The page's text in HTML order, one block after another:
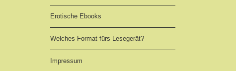
Erotische Ebooks
Welches Format fürs Lesegerät?
Impressum